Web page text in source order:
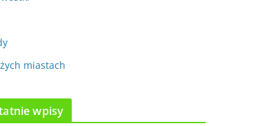
mi outsourcing finansów i
miastach
wpisy